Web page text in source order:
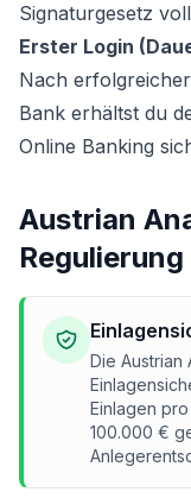
Signaturgesetz
Erster Login
Nach
Bank erhältst du
Online Banking
Austrian
Die Austrian
Einlagen
100.000 €